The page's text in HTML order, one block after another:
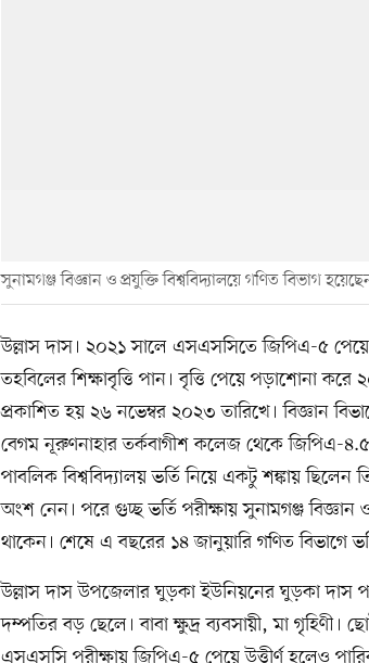
সুনামগঞ্জ বিজ্ঞান ও প্রযুক্তি বিশ্ববিদ্যালয়ে গণিত বিভাগ
উল্লাস দাস। ২০২১ সালে এসএসসিতে জিপিএ-৫ পেয়ে
তহবিলের শিক্ষাবৃত্তি পান। বৃত্তি পেয়ে পড়াশোনা
প্রকাশিত হয় ২৬ নভেম্বর ২০২৩ তারিখে। বিজ্ঞান
বেগম নূরুণনাহার তর্কবাগীশ কলেজ থেকে জিপিএ-
পাবলিক বিশ্ববিদ্যালয় ভর্তি নিয়ে একটু শঙ্কায় ছিলেন
অংশ নেন। পরে গুচ্ছ ভর্তি পরীক্ষায় সুনামগঞ্জ বিজ্ঞান
থাকেন। শেষে এ বছরের ১৪ জানুয়ারি গণিত বিভাগে
উল্লাস দাস উপজেলার ঘুড়কা ইউনিয়নের ঘুড়কা দাস
দম্পতির বড় ছেলে। বাবা ক্ষুদ্র ব্যবসায়ী, মা গৃহিণী।
এসএসসি পরীক্ষায় জিপিএ-৫ পেয়ে উত্তীর্ণ হলেও